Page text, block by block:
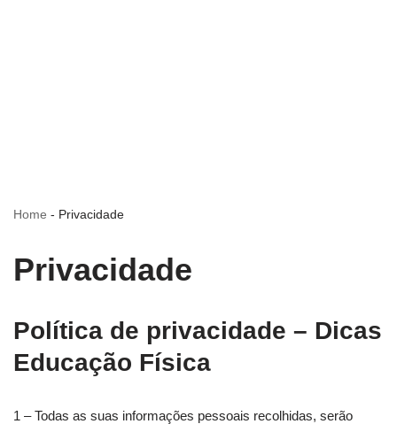
Home - Privacidade
Privacidade
Política de privacidade – Dicas
Educação Física
1 – Todas as suas informações pessoais recolhidas, serão